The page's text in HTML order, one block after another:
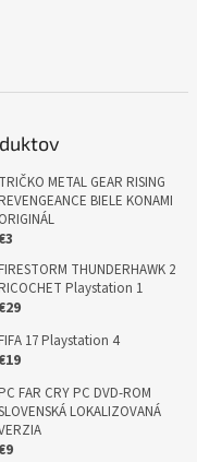
TRIČKO METAL GEAR RISING
BIELE KONAMI
ORIGINÁL
THUNDERHAWK 2
Playstation 1
17 Playstation 4
FAR CRY PC DVD-ROM
LOKALIZOVANÁ